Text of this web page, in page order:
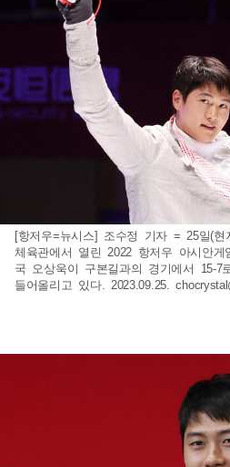
[항저우=뉴시스] 조수정 기자 = 25일(
체육관에서 열린 2022 항저우 아시안
국 오상욱이 구본길과의 경기에서 15-
들어올리고 있다. 2023.09.25.